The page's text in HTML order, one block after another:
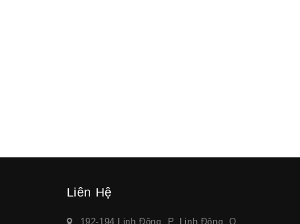
Liên Hệ
192-194 Linh Đông, P. Linh Đông, Q.